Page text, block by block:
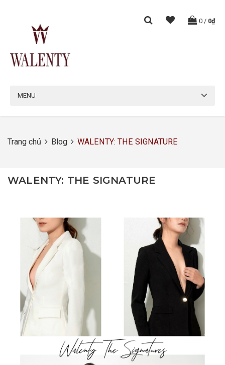
0 / 0₫
MENU
Trang chủ Blog WALENTY: THE SIGNATURE
WALENTY: THE SIGNATURE